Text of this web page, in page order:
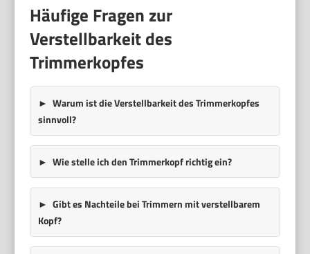
Häufige Fragen zur
Verstellbarkeit des
Trimmerkopfes
Warum ist die Verstellbarkeit des Trimmerkopfes
sinnvoll?
Wie stelle ich den Trimmerkopf richtig ein?
Gibt es Nachteile bei Trimmern mit verstellbarem
Kopf?